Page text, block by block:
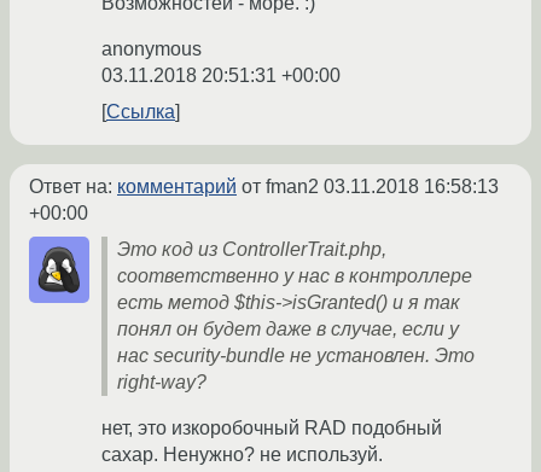
anonymous
03.11.2018 20:51:31 +00:00
Ссылка
Ответ на: комментарий от fman2 03.11.2018 16:58:13
+00:00
Это код из ControllerTrait.php,
соответственно у нас в контроллере
есть метод $this->isGranted() и я так
понял он будет даже в случае, если у
нас security-bundle не установлен. Это
right-way?
нет, это изкоробочный RAD подобный
сахар. Ненужно? не используй.